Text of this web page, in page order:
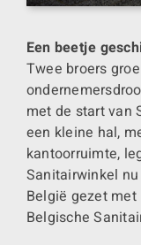
Een beetje
Twee broers
met de start van
een kleine hal,
kantoorruimte,
Sanitairwinkel
België gezet
Belgische